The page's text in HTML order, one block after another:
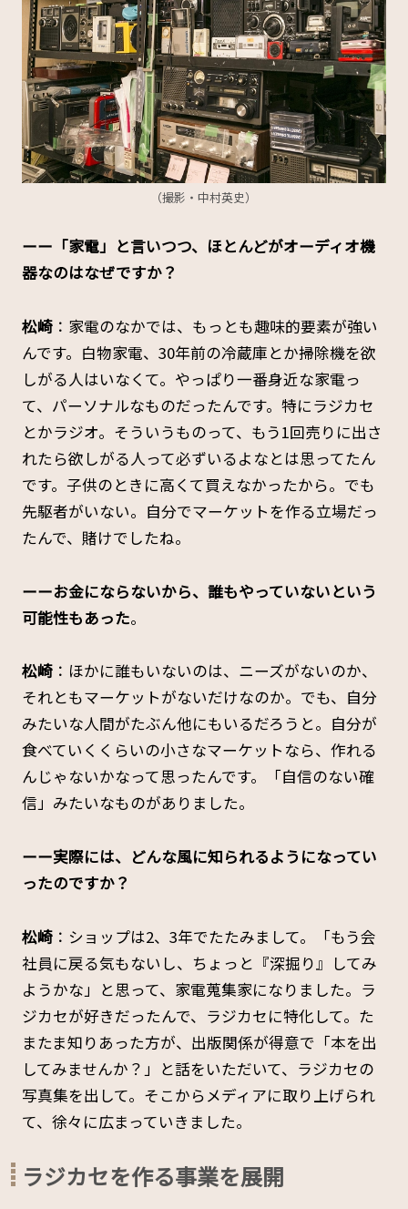
（撮影・中村英史）
ーー「家電」と言いつつ、ほとんどがオーディオ機
器なのはなぜですか？
松崎：家電のなかでは、もっとも趣味的要素が強い
んです。白物家電、30年前の冷蔵庫とか掃除機を欲
しがる人はいなくて。やっぱり一番身近な家電っ
て、パーソナルなものだったんです。特にラジカセ
とかラジオ。そういうものって、もう1回売りに出さ
れたら欲しがる人って必ずいるよなとは思ってたん
です。子供のときに高くて買えなかったから。でも
先駆者がいない。自分でマーケットを作る立場だっ
たんで、賭けでしたね。
ーーお金にならないから、誰もやっていないという
可能性もあった。
松崎：ほかに誰もいないのは、ニーズがないのか、
それともマーケットがないだけなのか。でも、自分
みたいな人間がたぶん他にもいるだろうと。自分が
食べていくくらいの小さなマーケットなら、作れる
んじゃないかなって思ったんです。「自信のない確
信」みたいなものがありました。
ーー実際には、どんな風に知られるようになってい
ったのですか？
松崎：ショップは2、3年でたたみまして。「もう会
社員に戻る気もないし、ちょっと『深掘り』してみ
ようかな」と思って、家電蒐集家になりました。ラ
ジカセが好きだったんで、ラジカセに特化して。た
またま知りあった方が、出版関係が得意で「本を出
してみませんか？」と話をいただいて、ラジカセの
写真集を出して。そこからメディアに取り上げられ
て、徐々に広まっていきました。
ラジカセを作る事業を展開